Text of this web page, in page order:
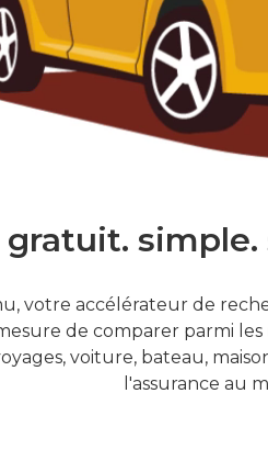
gratuit.
votre accélérateur de
de comparer parmi
voiture, bateau,
l'assurance au